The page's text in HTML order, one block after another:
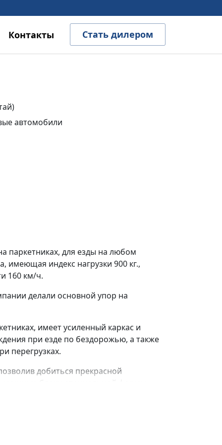
Контакты Стать дилером
автомобили
паркетниках, для езды на любом
индекс нагрузки 900 кг.,
160 км/ч.
делали основной упор на
имеет усиленный каркас и
при езде по бездорожью, а также
перегрузках.
добиться прекрасной
покрытием. Изогнутые